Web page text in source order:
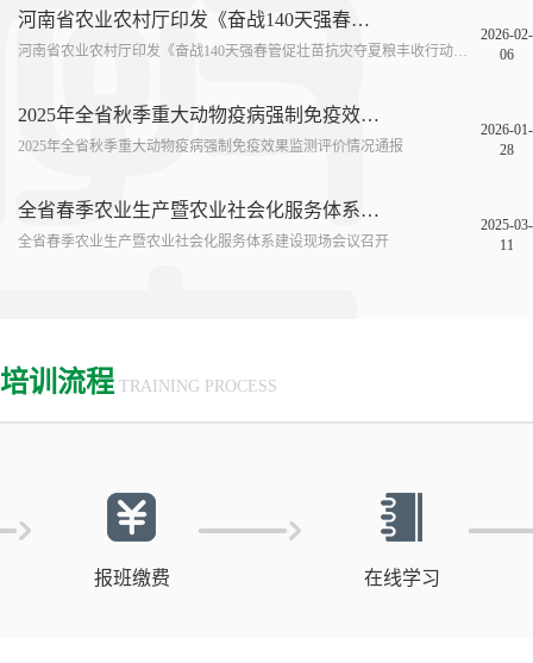
河南省农业农村厅印发《奋战140天强春管促壮苗抗灾夺夏粮丰收行动方案》
河南省农业农村厅印发《奋战140天强春管促壮苗抗灾夺夏粮丰收行动方案》
2026-02-
06
2025年全省秋季重大动物疫病强制免疫效果监测评价情况通报
2025年全省秋季重大动物疫病强制免疫效果监测评价情况通报
2026-01-
28
全省春季农业生产暨农业社会化服务体系建设现场会议召开
全省春季农业生产暨农业社会化服务体系建设现场会议召开
2025-03-
11
培训流程 TRAINING PROCESS
报班缴费 在线学习